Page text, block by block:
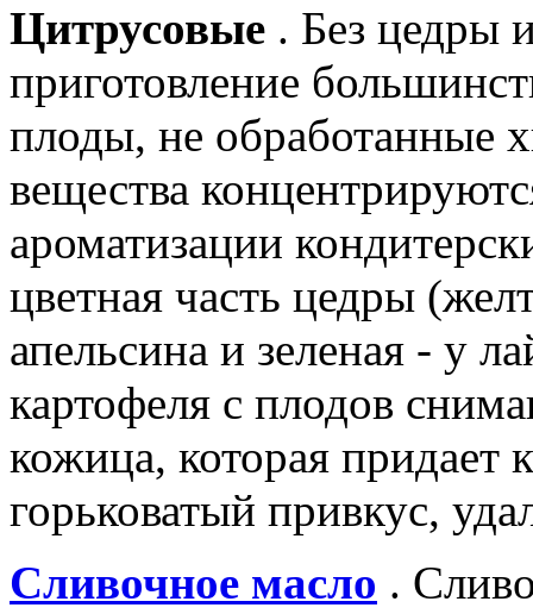
Цитрусовые . Без цедры
приготовление
плоды, не обработанные
вещества
ароматизации
цветная часть цедры
апельсина и зеленая - у
картофеля с плодов
кожица, которая придает
горьковатый привкус,
Сливочное масло .